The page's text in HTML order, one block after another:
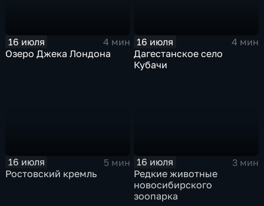
16 июля
4 мин
Озеро Джека Лондона
16 июля
4 мин
Дагестанское село
Кубачи
16 июля
5 мин
Ростовский кремль
16 июля
3 мин
Редкие животные
новосибирского
зоопарка